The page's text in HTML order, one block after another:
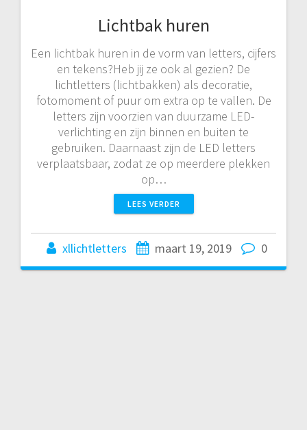
Lichtbak huren
Een lichtbak huren in de vorm van letters, cijfers
en tekens?Heb jij ze ook al gezien? De
lichtletters (lichtbakken) als decoratie,
fotomoment of puur om extra op te vallen. De
letters zijn voorzien van duurzame LED-
verlichting en zijn binnen en buiten te
gebruiken. Daarnaast zijn de LED letters
verplaatsbaar, zodat ze op meerdere plekken
op…
LEES VERDER
xllichtletters maart 19, 2019 0